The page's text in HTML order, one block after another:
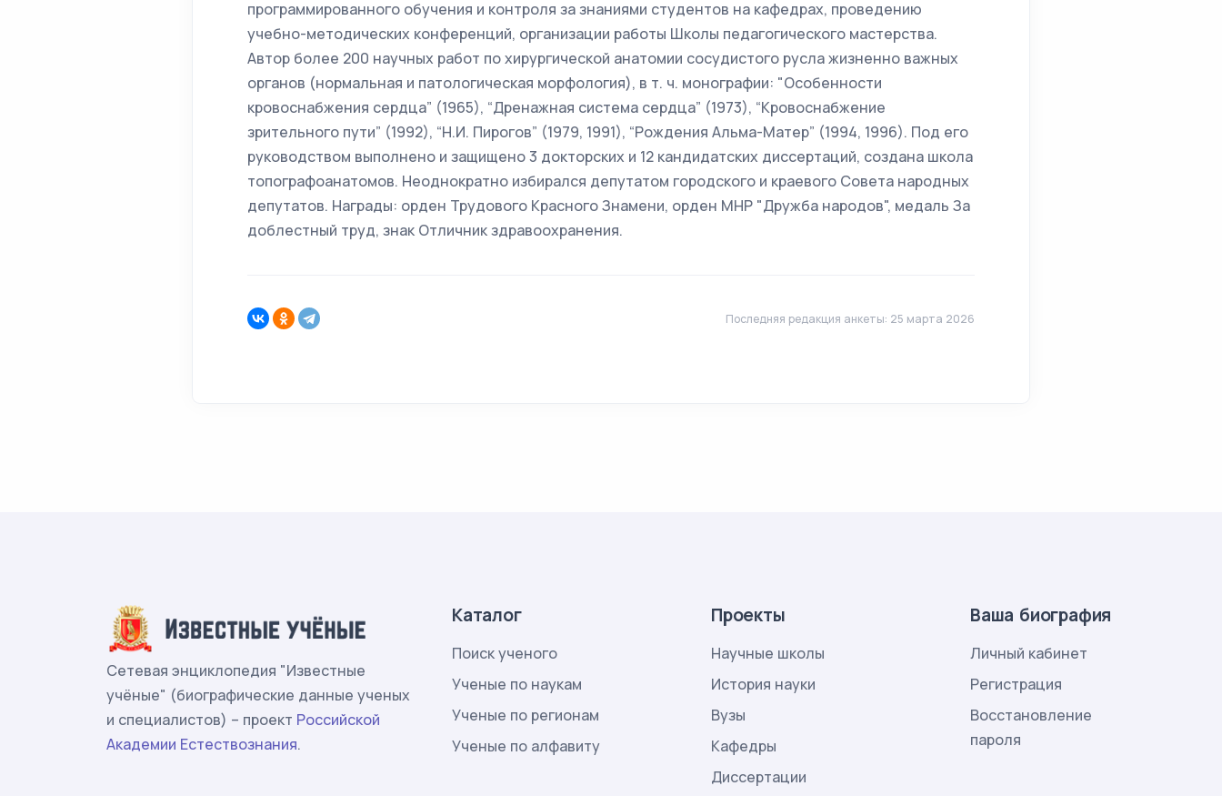
программированного обучения и контроля за знаниями студентов на кафедрах, проведению
учебно-методических конференций, организации работы Школы педагогического мастерства.
Автор более 200 научных работ по хирургической анатомии сосудистого русла жизненно важных
органов (нормальная и патологическая морфология), в т. ч. монографии: "Особенности
кровоснабжения сердца” (1965), “Дренажная система сердца” (1973), “Кровоснабжение
зрительного пути” (1992), “Н.И. Пирогов” (1979, 1991), “Рождения Альма-Матер” (1994, 1996). Под его
руководством выполнено и защищено 3 докторских и 12 кандидатских диссертаций, создана школа
топографоанатомов. Неоднократно избирался депутатом городского и краевого Совета народных
депутатов. Награды: орден Трудового Красного Знамени, орден МНР "Дружба народов", медаль За
доблестный труд, знак Отличник здравоохранения.
Последняя редакция анкеты: 25 марта 2026
Сетевая энциклопедия "Известные
учёные" (биографические данные ученых
и специалистов) – проект Российской
Академии Естествознания.
Каталог
Поиск ученого
Ученые по наукам
Ученые по регионам
Ученые по алфавиту
Проекты
Научные школы
История науки
Вузы
Кафедры
Диссертации
Ваша биография
Личный кабинет
Регистрация
Восстановление
пароля